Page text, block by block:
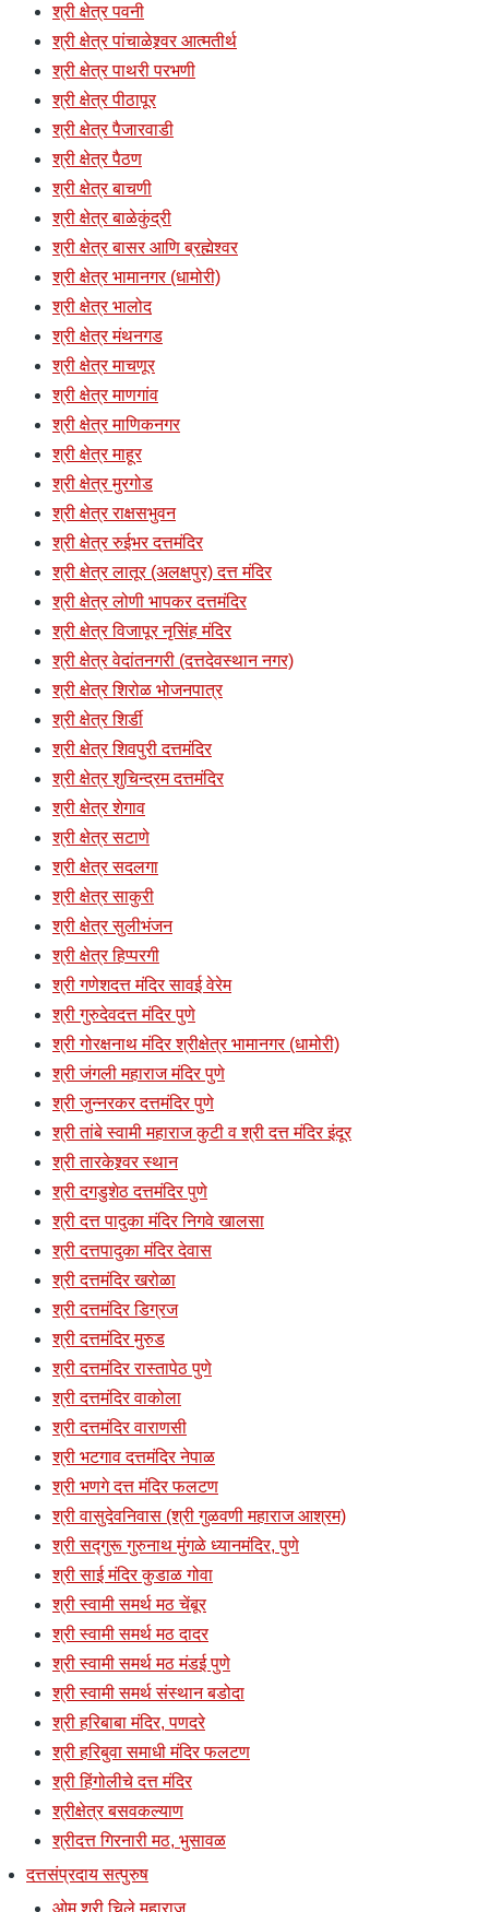
श्री क्षेत्र पवनी
श्री क्षेत्र पांचाळेश्र्वर आत्मतीर्थ
श्री क्षेत्र पाथरी परभणी
श्री क्षेत्र पीठापूर
श्री क्षेत्र पैजारवाडी
श्री क्षेत्र पैठण
श्री क्षेत्र बाचणी
श्री क्षेत्र बाळेकुंद्री
श्री क्षेत्र बासर आणि ब्रह्मेश्वर
श्री क्षेत्र भामानगर (धामोरी)
श्री क्षेत्र भालोद
श्री क्षेत्र मंथनगड
श्री क्षेत्र माचणूर
श्री क्षेत्र माणगांव
श्री क्षेत्र माणिकनगर
श्री क्षेत्र माहूर
श्री क्षेत्र मुरगोड
श्री क्षेत्र राक्षसभुवन
श्री क्षेत्र रुईभर दत्तमंदिर
श्री क्षेत्र लातूर (अलक्षपुर) दत्त मंदिर
श्री क्षेत्र लोणी भापकर दत्तमंदिर
श्री क्षेत्र विजापूर नृसिंह मंदिर
श्री क्षेत्र वेदांतनगरी (दत्तदेवस्थान नगर)
श्री क्षेत्र शिरोळ भोजनपात्र
श्री क्षेत्र शिर्डी
श्री क्षेत्र शिवपुरी दत्तमंदिर
श्री क्षेत्र शुचिन्द्रम दत्तमंदिर
श्री क्षेत्र शेगाव
श्री क्षेत्र सटाणे
श्री क्षेत्र सदलगा
श्री क्षेत्र साकुरी
श्री क्षेत्र सुलीभंजन
श्री क्षेत्र हिप्परगी
श्री गणेशदत्त मंदिर सावई वेरेम
श्री गुरुदेवदत्त मंदिर पुणे
श्री गोरक्षनाथ मंदिर श्रीक्षेत्र भामानगर (धामोरी)
श्री जंगली महाराज मंदिर पुणे
श्री जुन्नरकर दत्तमंदिर पुणे
श्री तांबे स्वामी महाराज कुटी व श्री दत्त मंदिर इंदूर
श्री तारकेश्र्वर स्थान
श्री दगडुशेठ दत्तमंदिर पुणे
श्री दत्त पादुका मंदिर निगवे खालसा
श्री दत्तपादुका मंदिर देवास
श्री दत्तमंदिर खरोळा
श्री दत्तमंदिर डिग्रज
श्री दत्तमंदिर मुरुड
श्री दत्तमंदिर रास्तापेठ पुणे
श्री दत्तमंदिर वाकोला
श्री दत्तमंदिर वाराणसी
श्री भटगाव दत्तमंदिर नेपाळ
श्री भणगे दत्त मंदिर फलटण
श्री वासुदेवनिवास (श्री गुळवणी महाराज आश्रम)
श्री सद्गुरू गुरुनाथ मुंगळे ध्यानमंदिर, पुणे
श्री साई मंदिर कुडाळ गोवा
श्री स्वामी समर्थ मठ चेंबूर
श्री स्वामी समर्थ मठ दादर
श्री स्वामी समर्थ मठ मंडई पुणे
श्री स्वामी समर्थ संस्थान बडोदा
श्री हरिबाबा मंदिर, पणदरे
श्री हरिबुवा समाधी मंदिर फलटण
श्री हिंगोलीचे दत्त मंदिर
श्रीक्षेत्र बसवकल्याण
श्रीदत्त गिरनारी मठ, भुसावळ
दत्तसंप्रदाय सत्पुरुष
ओम श्री चिले महाराज